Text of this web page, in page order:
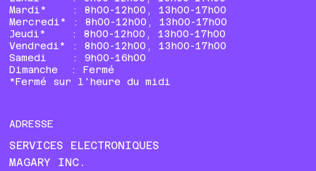
ADRESSE
SERVICES ELECTRONIQUES
MAGARY INC.
Mardi* : 8h00-12h00, 13h00-17h00
Mercredi* : 8h00-12h00, 13h00-17h00
Jeudi* : 8h00-12h00, 13h00-17h00
Vendredi* : 8h00-12h00, 13h00-17h00
Samedi : 9h00-16h00
Dimanche : Fermé
*Fermé sur l'heure du midi